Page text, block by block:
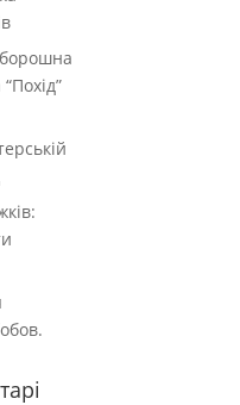
борошна